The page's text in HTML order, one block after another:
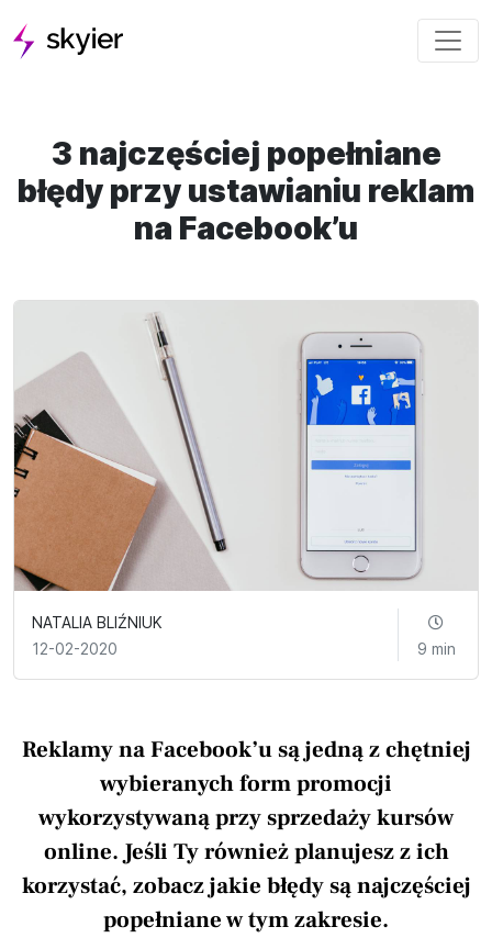
3 najczęściej popełniane
błędy przy ustawianiu reklam
na Facebook’u
NATALIA BLIŹNIUK
12-02-2020
9 min
Reklamy na Facebook’u są jedną z chętniej
wybieranych form promocji
wykorzystywaną przy sprzedaży kursów
online. Jeśli Ty również planujesz z ich
korzystać, zobacz jakie błędy są najczęściej
popełniane w tym zakresie.